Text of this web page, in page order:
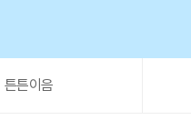
튼튼이음